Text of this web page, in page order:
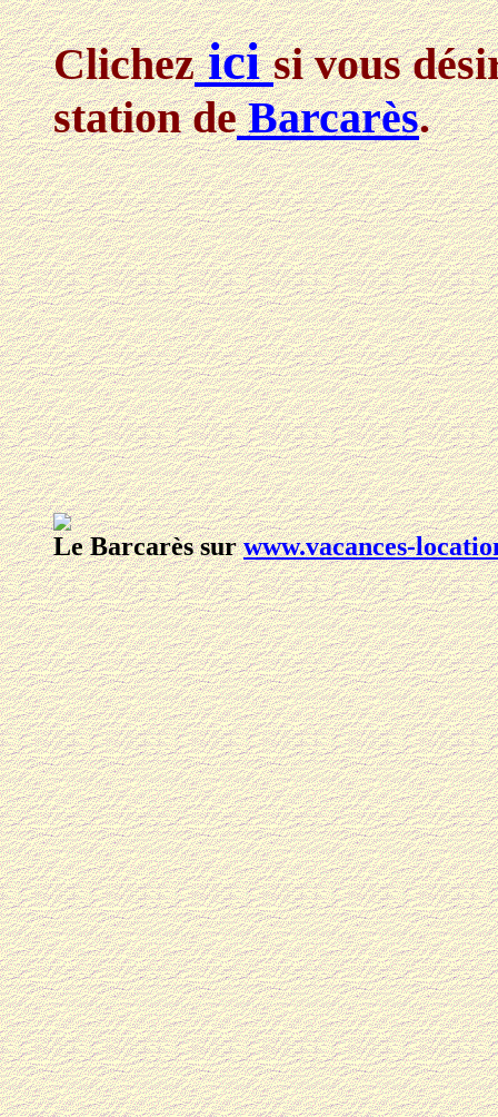
Clichezicisi vous
station deBarcarès.
Le Barcarèssurwww.vacances-